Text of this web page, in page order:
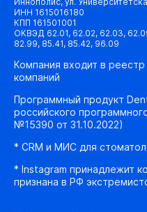
ИНН 1615016180
КПП 161501001
ОКВЭД 62.01, 62.02, 62.03,
82.99, 85.41, 85.42, 96.09
Компания входит в
компаний
Программный продукт
российского
№15390 от 31.10.2022)
* CRM и МИС для
* Instagram принадлежит
признана в РФ